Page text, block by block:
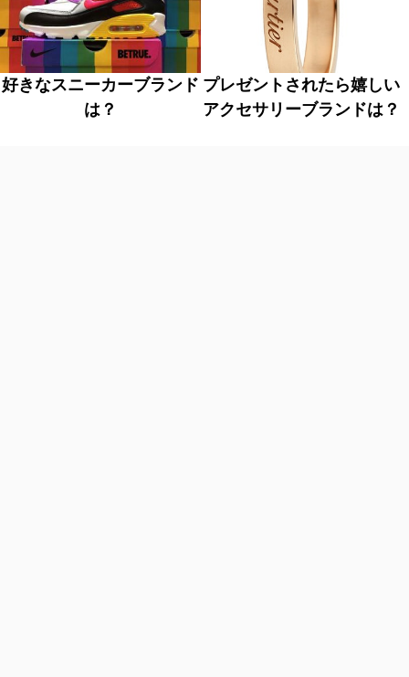
好きなスニーカーブランド
は？
プレゼントされたら嬉しい
アクセサリーブランドは？